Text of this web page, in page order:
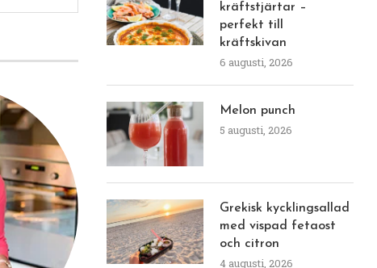
kräftstjärtar –
perfekt till
kräftskivan
6 augusti, 2026
Melon punch
5 augusti, 2026
Grekisk kycklingsallad
med vispad fetaost
och citron
4 augusti, 2026